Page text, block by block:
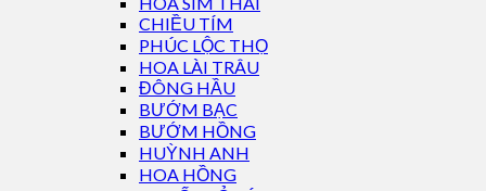
CHIỀU TÍM
PHÚC LỘC THỌ
HOA LÀI TRÂU
ĐÔNG HẦU
BƯỚM BẠC
BƯỚM HỒNG
HUỲNH ANH
HOA HỒNG